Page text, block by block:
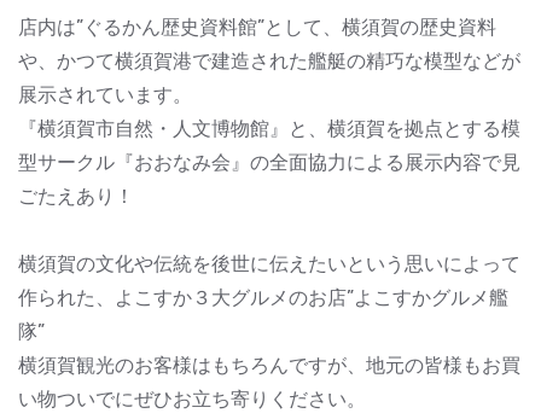
店内は”ぐるかん歴史資料館”として、横須賀の歴史資料
や、かつて横須賀港で建造された艦艇の精巧な模型などが
展示されています。
『横須賀市自然・人文博物館』と、横須賀を拠点とする模
型サークル『おおなみ会』の全面協力による展示内容で見
ごたえあり！
横須賀の文化や伝統を後世に伝えたいという思いによって
作られた、よこすか３大グルメのお店”よこすかグルメ艦
隊”
横須賀観光のお客様はもちろんですが、地元の皆様もお買
い物ついでにぜひお立ち寄りください。